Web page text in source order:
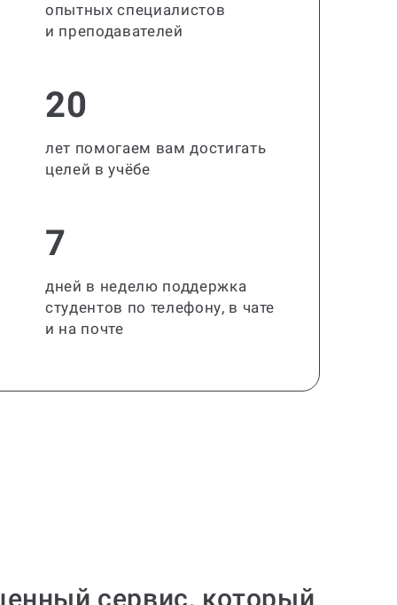
опытных специалистов
и преподавателей
20
лет помогаем вам достигать
целей в учёбе
7
дней в неделю поддержка
студентов по телефону, в чате
и на почте
сервис, который